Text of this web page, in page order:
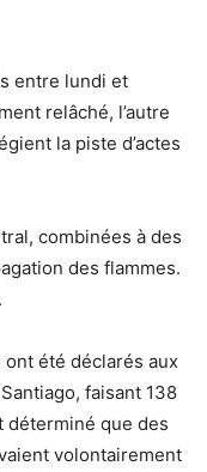
entre lundi et
relâché, l’autre
la piste d’actes
combinées à des
des flammes.
été déclarés aux
faisant 138
déterminé que des
volontairement